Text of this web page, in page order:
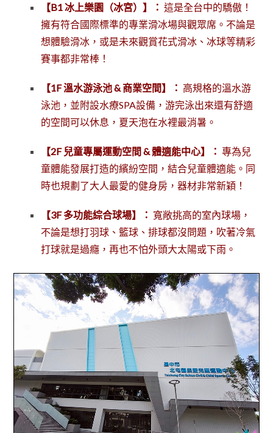
【B1 冰上樂園（冰宮）】： 這是全台中的驕傲！
擁有符合國際標準的專業滑冰場與觀眾席。不論是
想體驗滑冰，或是未來觀賞花式滑冰、冰球等精彩
賽事都非常棒！
【1F 溫水游泳池 & 商業空間】： 高規格的溫水游
泳池，並附設水療SPA設備，游完泳出來還有舒適
的空間可以休息，夏天泡在水裡最消暑。
【2F 兒童專屬運動空間 & 體適能中心】： 專為兒
童體能發展打造的繽紛空間，結合兒童體適能。同
時也規劃了大人最愛的健身房，器材非常新穎！
【3F 多功能綜合球場】： 寬敞挑高的室內球場，
不論是想打羽球、籃球、排球都沒問題，吹著冷氣
打球就是過癮，再也不怕外頭大太陽或下雨。